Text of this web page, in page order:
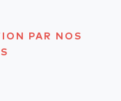
PAR NOS